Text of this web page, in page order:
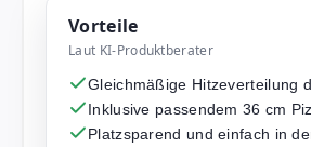
Vorteile
Laut KI-Produktberater
Gleichmäßige Hitzeverteilung
Inklusive passendem 36 cm
Platzsparend und einfach in